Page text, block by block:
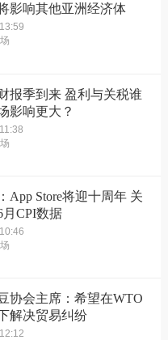
影响其他亚洲经济体
报季到来 盈利与关税谁
影响更大？
App Store将迎十周年 关
月CPI数据
协会主席：希望在WTO
解决贸易纠纷